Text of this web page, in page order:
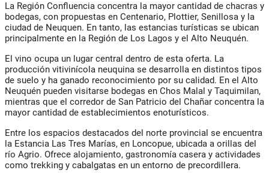
La Región Confluencia concentra la mayor cantidad de chacras y
bodegas, con propuestas en Centenario, Plottier, Senillosa y la
ciudad de Neuquen. En tanto, las estancias turísticas se ubican
principalmente en la Región de Los Lagos y el Alto Neuquén.
El vino ocupa un lugar central dentro de esta oferta. La
producción vitivinícola neuquina se desarrolla en distintos tipos
de suelo y ha ganado reconocimiento por su calidad. En el Alto
Neuquén pueden visitarse bodegas en Chos Malal y Taquimilan,
mientras que el corredor de San Patricio del Chañar concentra la
mayor cantidad de establecimientos enoturísticos.
Entre los espacios destacados del norte provincial se encuentra
la Estancia Las Tres Marías, en Loncopue, ubicada a orillas del
río Agrio. Ofrece alojamiento, gastronomía casera y actividades
como trekking y cabalgatas en un entorno de precordillera.